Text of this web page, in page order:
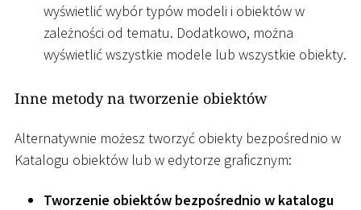
wyświetlić wybór typów modeli i obiektów w
zależności od tematu. Dodatkowo, można
wyświetlić wszystkie modele lub wszystkie obiekty.
Inne metody na tworzenie obiektów
Alternatywnie możesz tworzyć obiekty bezpośrednio w
Katalogu obiektów lub w edytorze graficznym:
Tworzenie obiektów bezpośrednio w katalogu